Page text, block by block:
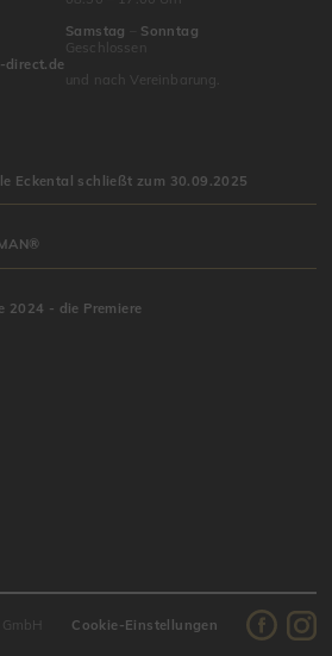
direct.de
Samstag
Sonntag
Geschlossen
und nach Vereinbarung.
Eckental schließt zum 30.09.2025
2024 - die Premiere
Cookie-Einstellungen